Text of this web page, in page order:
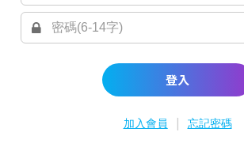
登入
加入會員 | 忘記密碼